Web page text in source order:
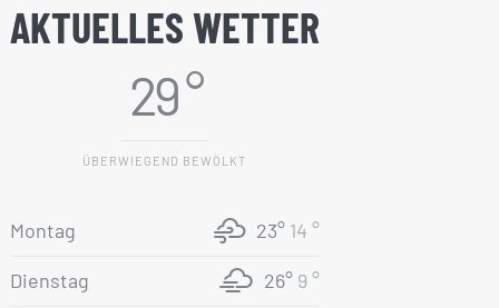
AKTUELLES WETTER
29 °
ÜBERWIEGEND BEWÖLKT
Montag 23° 14 °
Dienstag 26° 9 °